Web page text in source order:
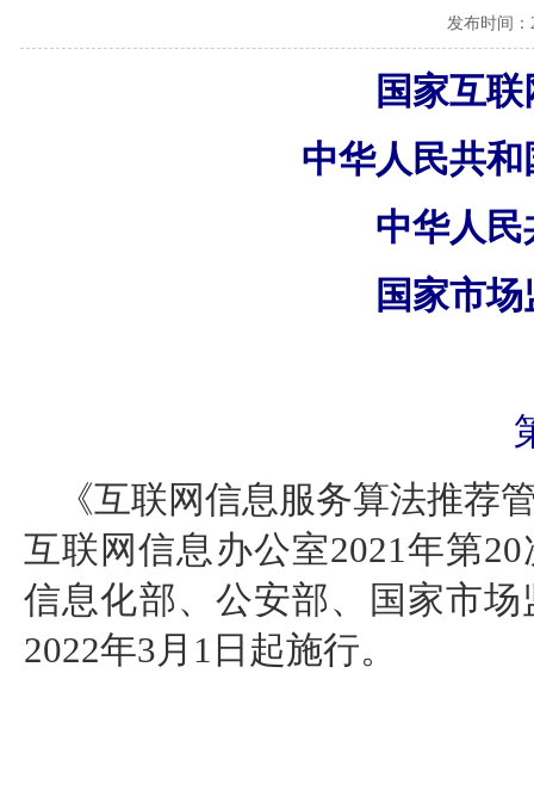
发布时间：
国家互
中华人民共
中华人
国家市
《互联网信息服务算法推荐
互联网信息办公室2021年第
信息化部、公安部、国家市
2022年3月1日起施行。